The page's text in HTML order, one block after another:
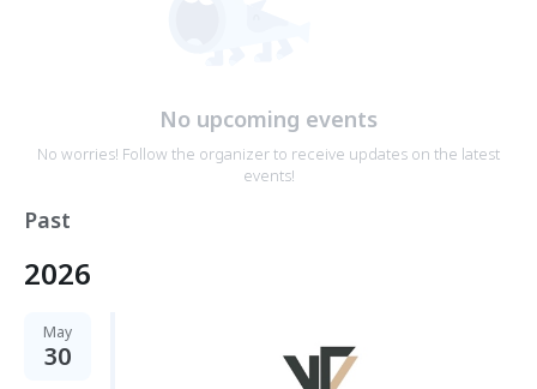
No upcoming events
No worries! Follow the organizer to receive updates on the latest
events!
Past
2026
May
30